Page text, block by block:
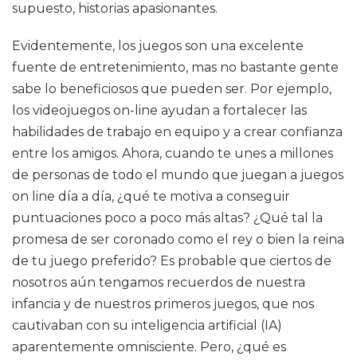
supuesto, historias apasionantes.
Evidentemente, los juegos son una excelente
fuente de entretenimiento, mas no bastante gente
sabe lo beneficiosos que pueden ser. Por ejemplo,
los videojuegos on-line ayudan a fortalecer las
habilidades de trabajo en equipo y a crear confianza
entre los amigos. Ahora, cuando te unes a millones
de personas de todo el mundo que juegan a juegos
on line día a día, ¿qué te motiva a conseguir
puntuaciones poco a poco más altas? ¿Qué tal la
promesa de ser coronado como el rey o bien la reina
de tu juego preferido? Es probable que ciertos de
nosotros aún tengamos recuerdos de nuestra
infancia y de nuestros primeros juegos, que nos
cautivaban con su inteligencia artificial (IA)
aparentemente omnisciente. Pero, ¿qué es